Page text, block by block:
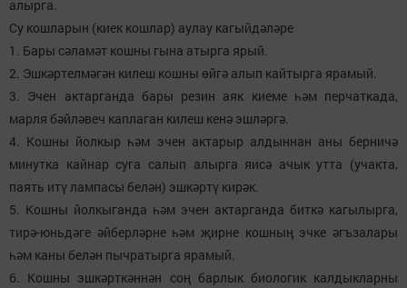
алырга.
Су кошларын (киек кошлар) аулау кагыйдәләре
1. Бары сәламәт кошны гына атырга ярый.
2. Эшкәртелмәгән килеш кошны өйгә алып кайтырга ярамый.
3. Эчен актарганда бары резин аяк киеме һәм перчаткада,
марля бәйләвеч каплаган килеш кенә эшләргә.
4. Кошны йолкыр һәм эчен актарыр алдыннан аны берничә
минутка кайнар суга салып алырга яисә ачык утта (учакта,
паять итү лампасы белән) эшкәртү кирәк.
5. Кошны йолкыганда һәм эчен актарганда биткә кагылырга,
тирә-юньдәге әйберләрне һәм җирне кошның эчке әгъзалары
һәм каны белән пычратырга ярамый.
6. Кошны эшкәрткәннән соң барлык биологик калдыкларны